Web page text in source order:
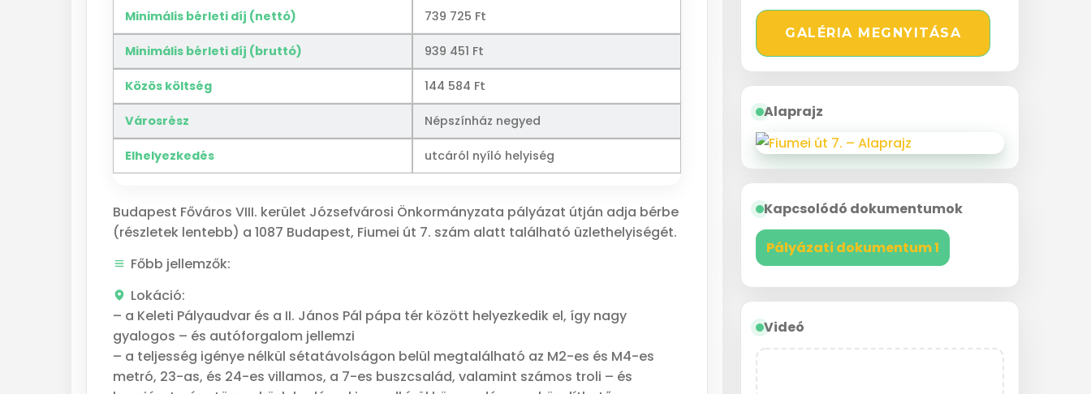
Minimális bérleti díj (nettó) 739 725 Ft
Minimális bérleti díj (bruttó) 939 451 Ft
Közös költség 144 584 Ft
Városrész Népszínház negyed
Elhelyezkedés utcáról nyíló helyiség
Budapest Főváros VIII. kerület Józsefvárosi Önkormányzata pályázat útján adja bérbe
(részletek lentebb) a 1087 Budapest, Fiumei út 7. szám alatt található üzlethelyiségét.
Főbb jellemzők:
Lokáció:
– a Keleti Pályaudvar és a II. János Pál pápa tér között helyezkedik el, így nagy
gyalogos – és autóforgalom jellemzi
– a teljesség igénye nélkül sétatávolságon belül megtalálható az M2-es és M4-es
metró, 23-as, és 24-es villamos, a 7-es buszcsalád, valamint számos troli – és
GALÉRIA MEGNYITÁSA
Alaprajz
Kapcsolódó dokumentumok
Pályázati dokumentum 1
Videó